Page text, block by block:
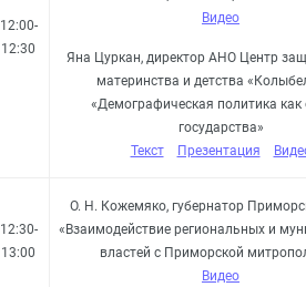
12:00-
12:30
Видео
Яна Цуркан, директор АНО Центр
материнства и детства
«Демографическая политика как
государства»
Текст
Презентация
12:30-
13:00
О. Н. Кожемяко, губернатор
«Взаимодействие региональных и
властей с Приморской
Видео